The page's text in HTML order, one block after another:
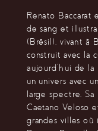
Renato Baccarat
de sang et
(Brésil), vivant à
construit avec la
aujourd’hui de
un univers avec
large spectre.
Caetano Veloso
grandes villes où